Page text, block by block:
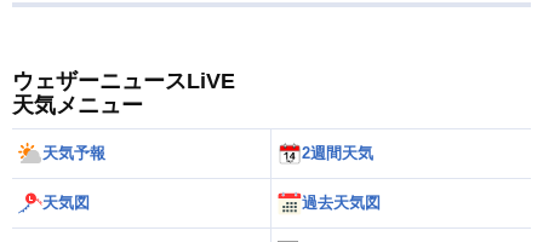
ウェザーニュースLiVE
天気メニュー
天気予報 2週間天気
天気図 過去天気図